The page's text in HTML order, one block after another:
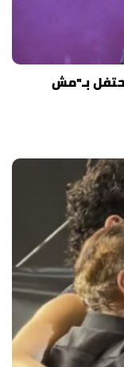
بـ"مش